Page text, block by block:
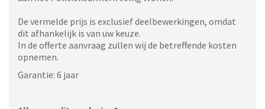
De vermelde prijs is exclusief deelbewerkingen, omdat
dit afhankelijk is van uw keuze.
In de offerte aanvraag zullen wij de betreffende kosten
opnemen.
Garantie: 6 jaar